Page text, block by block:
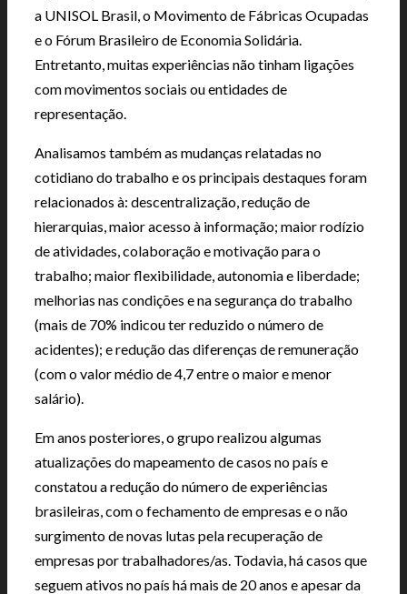
a UNISOL Brasil, o Movimento de Fábricas Ocupadas
e o Fórum Brasileiro de Economia Solidária.
Entretanto, muitas experiências não tinham ligações
com movimentos sociais ou entidades de
representação.
Analisamos também as mudanças relatadas no
cotidiano do trabalho e os principais destaques foram
relacionados à: descentralização, redução de
hierarquias, maior acesso à informação; maior rodízio
de atividades, colaboração e motivação para o
trabalho; maior flexibilidade, autonomia e liberdade;
melhorias nas condições e na segurança do trabalho
(mais de 70% indicou ter reduzido o número de
acidentes); e redução das diferenças de remuneração
(com o valor médio de 4,7 entre o maior e menor
salário).
Em anos posteriores, o grupo realizou algumas
atualizações do mapeamento de casos no país e
constatou a redução do número de experiências
brasileiras, com o fechamento de empresas e o não
surgimento de novas lutas pela recuperação de
empresas por trabalhadores/as. Todavia, há casos que
seguem ativos no país há mais de 20 anos e apesar da